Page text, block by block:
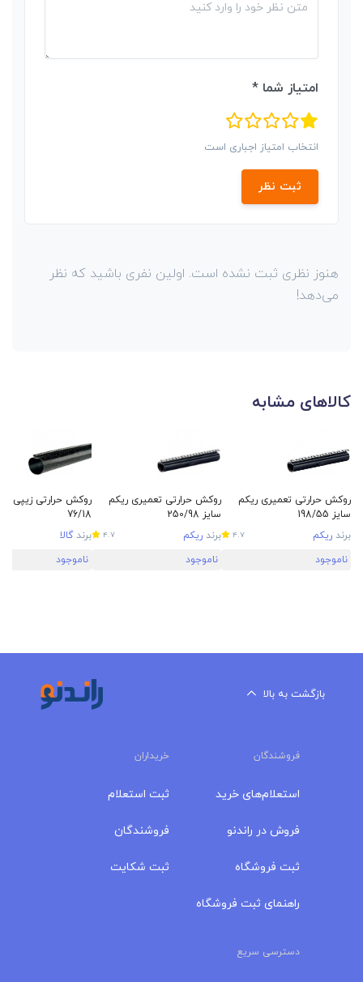
امتیاز شما *
انتخاب امتیاز اجباری است
ثبت نظر
هنوز نظری ثبت نشده است. اولین نفری باشید که نظر
می‌دهد!
کالاهای مشابه
روکش حرارتی تعمیری ریکم
سایز 198/55
برند ریکم 4.7
ناموجود
روکش حرارتی تعمیری ریکم
سایز 250/98
برند ریکم 4.7
ناموجود
روکش حرارتی زیپی
76/18
برندگالا
ناموجود
بازگشت به بالا
فروشندگان خریداران
استعلام‌های خرید
فروش در راندنو
ثبت فروشگاه
راهنمای ثبت فروشگاه
ثبت استعلام
فروشندگان
ثبت شکایت
دسترسی سریع